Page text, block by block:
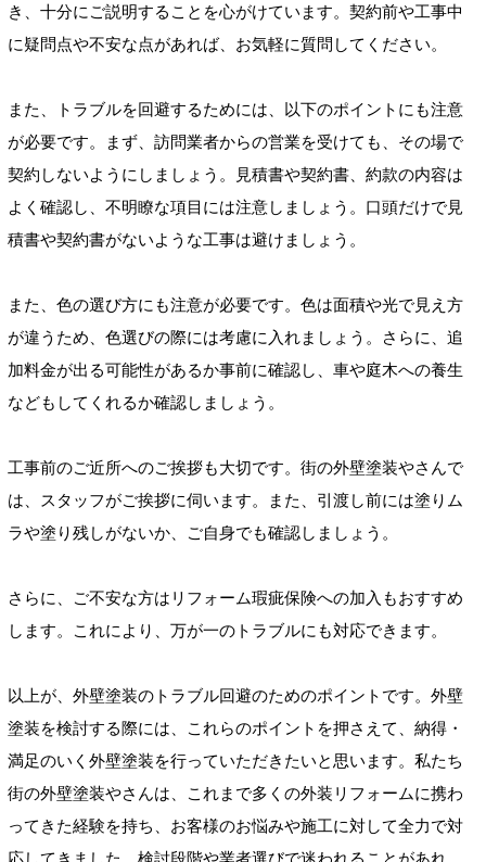
き、十分にご説明することを心がけています。契約前や工事中
に疑問点や不安な点があれば、お気軽に質問してください。
また、トラブルを回避するためには、以下のポイントにも注意
が必要です。まず、訪問業者からの営業を受けても、その場で
契約しないようにしましょう。見積書や契約書、約款の内容は
よく確認し、不明瞭な項目には注意しましょう。口頭だけで見
積書や契約書がないような工事は避けましょう。
また、色の選び方にも注意が必要です。色は面積や光で見え方
が違うため、色選びの際には考慮に入れましょう。さらに、追
加料金が出る可能性があるか事前に確認し、車や庭木への養生
などもしてくれるか確認しましょう。
工事前のご近所へのご挨拶も大切です。街の外壁塗装やさんで
は、スタッフがご挨拶に伺います。また、引渡し前には塗りム
ラや塗り残しがないか、ご自身でも確認しましょう。
さらに、ご不安な方はリフォーム瑕疵保険への加入もおすすめ
します。これにより、万が一のトラブルにも対応できます。
以上が、外壁塗装のトラブル回避のためのポイントです。外壁
塗装を検討する際には、これらのポイントを押さえて、納得・
満足のいく外壁塗装を行っていただきたいと思います。私たち
街の外壁塗装やさんは、これまで多くの外装リフォームに携わ
ってきた経験を持ち、お客様のお悩みや施工に対して全力で対
応してきました。検討段階や業者選びで迷われることがあれ